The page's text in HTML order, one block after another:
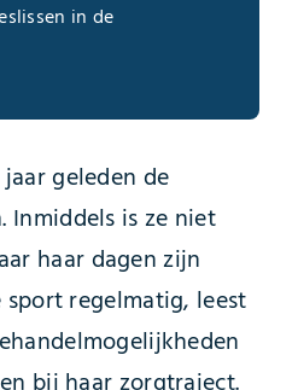
in de
geleden de
Inmiddels is ze niet
haar dagen zijn
sport regelmatig, leest